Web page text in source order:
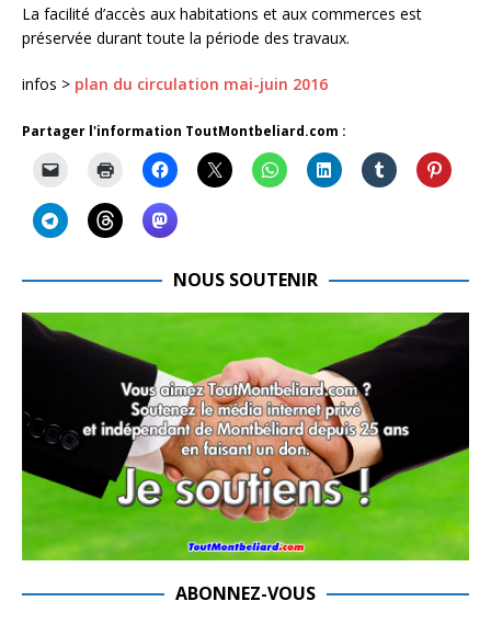
La facilité d’accès aux habitations et aux commerces est
préservée durant toute la période des travaux.
infos > plan du circulation mai-juin 2016
Partager l'information ToutMontbeliard.com :
NOUS SOUTENIR
ABONNEZ-VOUS